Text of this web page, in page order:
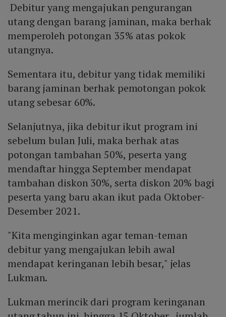
Debitur yang mengajukan pengurangan
utang dengan barang jaminan, maka berhak
memperoleh potongan 35% atas pokok
utangnya.
Sementara itu, debitur yang tidak memiliki
barang jaminan berhak pemotongan pokok
utang sebesar 60%.
Selanjutnya, jika debitur ikut program ini
sebelum bulan Juli, maka berhak atas
potongan tambahan 50%, peserta yang
mendaftar hingga September mendapat
tambahan diskon 30%, serta diskon 20% bagi
peserta yang baru akan ikut pada Oktober-
Desember 2021.
"Kita menginginkan agar teman-teman
debitur yang mengajukan lebih awal
mendapat keringanan lebih besar," jelas
Lukman.
Lukman merincik dari program keringanan